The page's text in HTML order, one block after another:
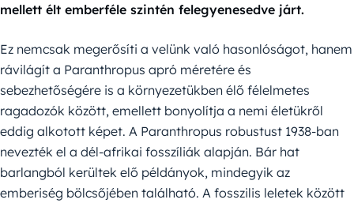
mellett élt emberféle szintén felegyenesedve járt.
Ez nemcsak megerősíti a velünk való hasonlóságot, hanem
rávilágít a Paranthropus apró méretére és
sebezhetőségére is a környezetükben élő félelmetes
ragadozók között, emellett bonyolítja a nemi életükről
eddig alkotott képet. A Paranthropus robustust 1938-ban
nevezték el a dél-afrikai fosszíliák alapján. Bár hat
barlangból kerültek elő példányok, mindegyik az
emberiség bölcsőjében található. A fosszilis leletek között